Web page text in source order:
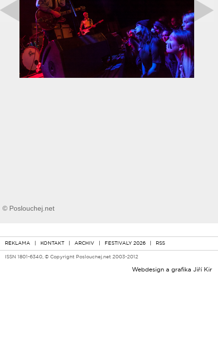
© Poslouchej.net
REKLAMA | KONTAKT | ARCHIV | FESTIVALY 2026 | RSS
ISSN 1801-6340, © Copyright Poslouchej.net 2003-2012
Webdesign a grafika Jiří Kir